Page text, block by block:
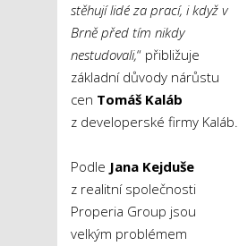
stěhují lidé za prací, i když v
Brně před tím nikdy
nestudovali,“ přibližuje
základní důvody nárůstu
cen Tomáš Kaláb
z developerské firmy Kaláb.
Podle Jana Kejduše
z realitní společnosti
Properia Group jsou
velkým problémem